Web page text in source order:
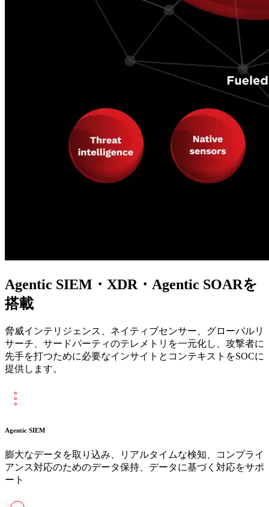
Agentic SIEM・XDR・Agentic SOARを
搭載
脅威インテリジェンス、ネイティブセンサー、グローバルリ
サーチ、サードパーティのテレメトリを一元化し、攻撃者に
先手を打つために必要なインサイトとコンテキストをSOCに
提供します。
Agentic SIEM
膨大なデータを取り込み、リアルタイムな検知、コンプライ
アンス対応のためのデータ保持、データに基づく対応をサポ
ート